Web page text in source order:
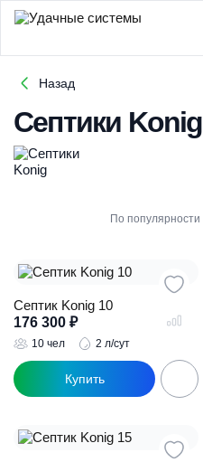
Назад
Септики Konig
По популярности
Септик Konig 10
176 300 ₽
10 чел 2 л/сут